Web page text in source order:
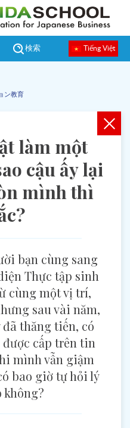
Tiếng Việt
検索
ン教育
làm một
cậu ấy lại
mình thì
bạn cùng sang
Thực tập sinh
cùng một vị trí,
sau vài năm,
thăng tiến, có
cấp trên tin
mình vẫn giậm
bao giờ tự hỏi lý
không?